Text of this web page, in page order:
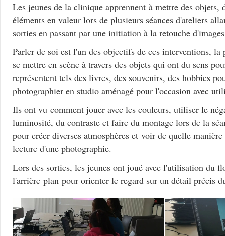
Les jeunes de la clinique apprennent à mettre des objets,
éléments en valeur lors de plusieurs séances d'ateliers
sorties en passant par une initiation à la retouche
Parler de soi est l'un des objectifs de ces interventions, la
se mettre en scène à travers des objets qui ont du sens
représentent tels des livres, des souvenirs, des hobbies
photographier en studio aménagé pour l'occasion avec
Ils ont vu comment jouer avec les couleurs, utiliser le
luminosité, du contraste et faire du montage lors de la
pour créer diverses atmosphères et voir de quelle
lecture d'une photographie.
Lors des sorties, les jeunes ont joué avec l'utilisation du
l'arrière plan pour orienter le regard sur un détail précis